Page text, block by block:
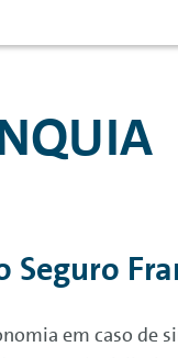
Seguro
em caso de